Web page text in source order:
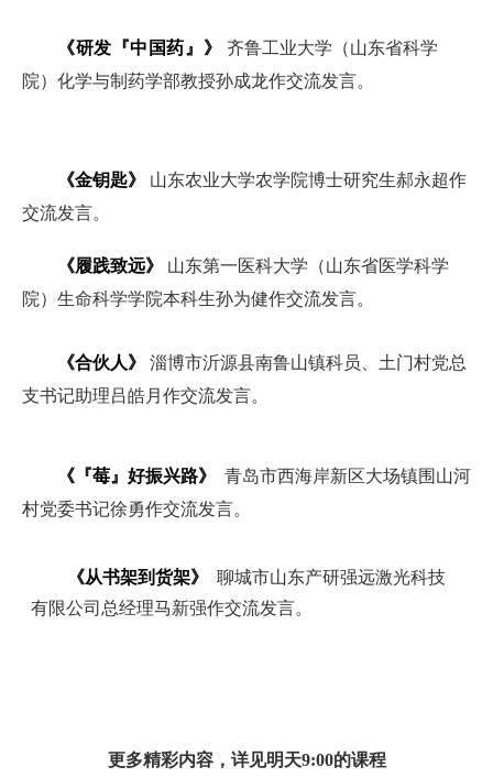
《研发『中国药』》 齐鲁工业大学（山东省科学
院）化学与制药学部教授孙成龙作交流发言。
《金钥匙》 山东农业大学农学院博士研究生郝永超作
交流发言。
《履践致远》
山东第一医科大学（山东省医学科学
院）生命科学学院本科生孙为健作交流发言。
《合伙人》
淄博市沂源县南鲁山镇科员、土门村党总
支书记助理吕皓月作交流发言。
《『莓』好振兴路》
青岛市西海岸新区大场镇围山河
村党委书记徐勇作交流发言。
《从书架到货架》
聊城市山东产研强远激光科技
有限公司总经理马新强作交流发言。
更多精彩内容，详见明天9:00的课程